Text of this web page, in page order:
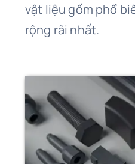
vật liệu gốm phổ
rộng rãi nhất.